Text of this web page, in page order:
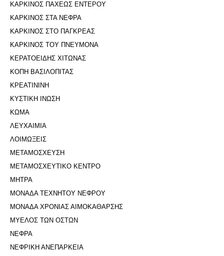
ΚΑΡΚΙΝΟΣ ΠΑΧΕΩΣ ΕΝΤΕΡΟΥ
ΚΑΡΚΙΝΟΣ ΣΤΑ ΝΕΦΡΑ
ΚΑΡΚΙΝΟΣ ΣΤΟ ΠΑΓΚΡΕΑΣ
ΚΑΡΚΙΝΟΣ ΤΟΥ ΠΝΕΥΜΟΝΑ
ΚΕΡΑΤΟΕΙΔΗΣ ΧΙΤΩΝΑΣ
ΚΟΠΗ ΒΑΣΙΛΟΠΙΤΑΣ
ΚΡΕΑΤΙΝΙΝΗ
ΚΥΣΤΙΚΗ ΙΝΩΣΗ
ΚΩΜΑ
ΛΕΥΧΑΙΜΙΑ
ΛΟΙΜΩΞΕΙΣ
ΜΕΤΑΜΟΣΧΕΥΣΗ
ΜΕΤΑΜΟΣΧΕΥΤΙΚΟ ΚΕΝΤΡΟ
ΜΗΤΡΑ
ΜΟΝΑΔΑ ΤΕΧΝΗΤΟΥ ΝΕΦΡΟΥ
ΜΟΝΑΔΑ ΧΡΟΝΙΑΣ ΑΙΜΟΚΑΘΑΡΣΗΣ
ΜΥΕΛΟΣ ΤΩΝ ΟΣΤΩΝ
ΝΕΦΡΑ
ΝΕΦΡΙΚΗ ΑΝΕΠΑΡΚΕΙΑ